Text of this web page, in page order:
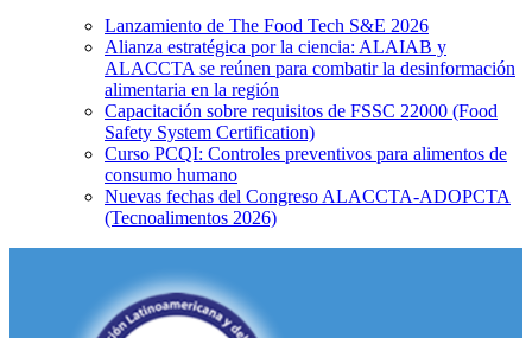
Lanzamiento de The Food Tech S&E 2026
Alianza estratégica por la ciencia: ALAIAB y
ALACCTA se reúnen para combatir la desinformación
alimentaria en la región
Capacitación sobre requisitos de FSSC 22000 (Food
Safety System Certification)
Curso PCQI: Controles preventivos para alimentos de
consumo humano
Nuevas fechas del Congreso ALACCTA-ADOPCTA
(Tecnoalimentos 2026)